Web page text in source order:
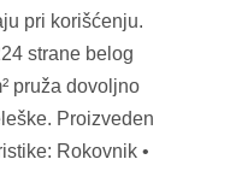
pri korišćenju.
strane belog
pruža dovoljno
Proizveden
Rokovnik •